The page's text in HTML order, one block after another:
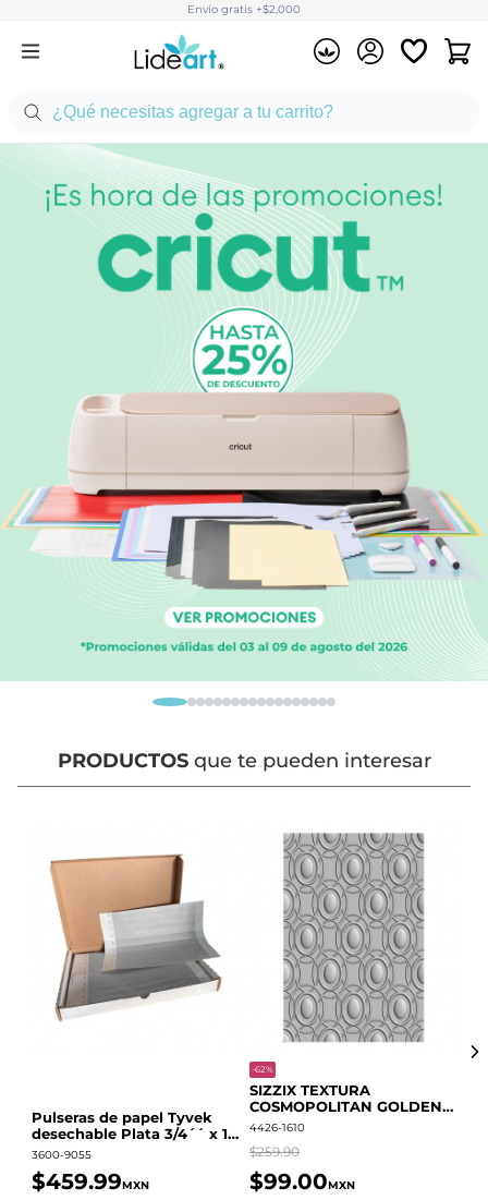
Envío gratis +$2,000
PRODUCTOSque te pueden interesar
Pulseras de papel Tyvek
desechable Plata 3/4´´ x 10
´´
3600-9055
$459.99MXN
-62%
SIZZIX TEXTURA
COSMOPOLITAN GOLDEN
RINGS S.PARK 666700
4426-1610
$259.90
$99.00MXN